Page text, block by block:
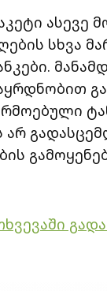
ასევე
სხვა